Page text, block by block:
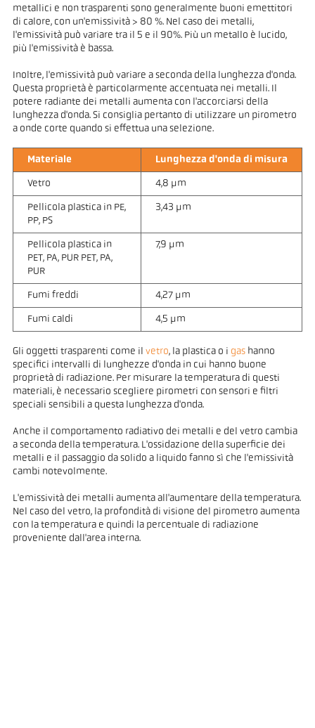
metallici e non trasparenti sono generalmente buoni emettitori
di calore, con un'emissività > 80 %. Nel caso dei metalli,
l'emissività può variare tra il 5 e il 90%. Più un metallo è lucido,
più l'emissività è bassa.
Inoltre, l'emissività può variare a seconda della lunghezza d'onda.
Questa proprietà è particolarmente accentuata nei metalli. Il
potere radiante dei metalli aumenta con l'accorciarsi della
lunghezza d'onda. Si consiglia pertanto di utilizzare un pirometro
a onde corte quando si effettua una selezione.
Materiale Lunghezza d'onda di misura
Vetro 4,8 µm
Pellicola plastica in PE,
PP, PS
3,43 µm
Pellicola plastica in
PET, PA, PUR PET, PA,
PUR
7,9 µm
Fumi freddi 4,27 µm
Fumi caldi 4,5 µm
Gli oggetti trasparenti come il vetro, la plastica o i gashanno
specifici intervalli di lunghezze d'onda in cui hanno buone
proprietà di radiazione. Per misurare la temperatura di questi
materiali, è necessario scegliere pirometri con sensori e filtri
speciali sensibili a questa lunghezza d'onda.
Anche il comportamento radiativo dei metalli e del vetro cambia
a seconda della temperatura. L'ossidazione della superficie dei
metalli e il passaggio da solido a liquido fanno sì che l'emissività
cambi notevolmente.
L'emissività dei metalli aumenta all'aumentare della temperatura.
Nel caso del vetro, la profondità di visione del pirometro aumenta
con la temperatura e quindi la percentuale di radiazione
proveniente dall'area interna.